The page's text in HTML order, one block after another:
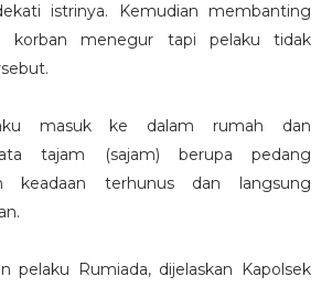
istrinya. Kemudian membanting
korban menegur tapi pelaku tidak
masuk ke dalam rumah dan
tajam (sajam) berupa pedang
keadaan terhunus dan langsung
pelaku Rumiada, dijelaskan Kapolsek